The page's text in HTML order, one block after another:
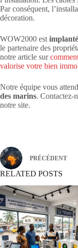
Par conséquent,
décoration.
WOW2000 est
le partenaire des
notre article sur
valorise votre bien
Notre équipe vous attend
des marins. Contactez-
notre site.
PRÉCÉDENT
RELATED POSTS